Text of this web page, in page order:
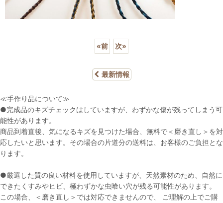
«前 次»
最新情報
≪手作り品について≫
●完成品のキズチェックはしていますが、わずかな傷が残ってしまう可
能性があります。
商品到着直後、気になるキズを見つけた場合、無料で＜磨き直し＞を対
応したいと思います。その場合の片道分の送料は、お客様のご負担とな
ります。
●厳選した質の良い材料を使用していますが、天然素材のため、自然に
できたくすみやヒビ、極わずかな虫喰い穴が残る可能性があります。
この場合、＜磨き直し＞では対応できませんので、 ご理解の上でご購